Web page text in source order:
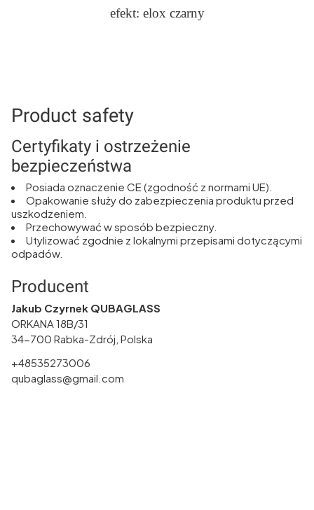
efekt: elox czarny
Product safety
Certyfikaty i ostrzeżenie
bezpieczeństwa
Posiada oznaczenie CE (zgodność z normami UE).
Opakowanie służy do zabezpieczenia produktu przed
uszkodzeniem.
Przechowywać w sposób bezpieczny.
Utylizować zgodnie z lokalnymi przepisami dotyczącymi
odpadów.
Producent
Jakub Czyrnek QUBAGLASS
ORKANA 18B/31
34-700 Rabka-Zdrój, Polska
+48535273006
qubaglass@gmail.com